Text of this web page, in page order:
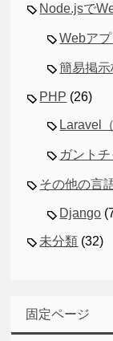
Node.jsで
Webア
簡易掲
PHP (26)
Laravel
ガント
その他の言
Django
未分類 (32)
固定ページ